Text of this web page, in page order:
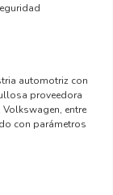
automotriz con
proveedora
entre
con parámetros